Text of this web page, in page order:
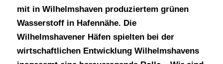
mit in Wilhelmshaven produziertem grünen
Wasserstoff in Hafennähe. Die
Wilhelmshavener Häfen spielten bei der
wirtschaftlichen Entwicklung Wilhelmshavens